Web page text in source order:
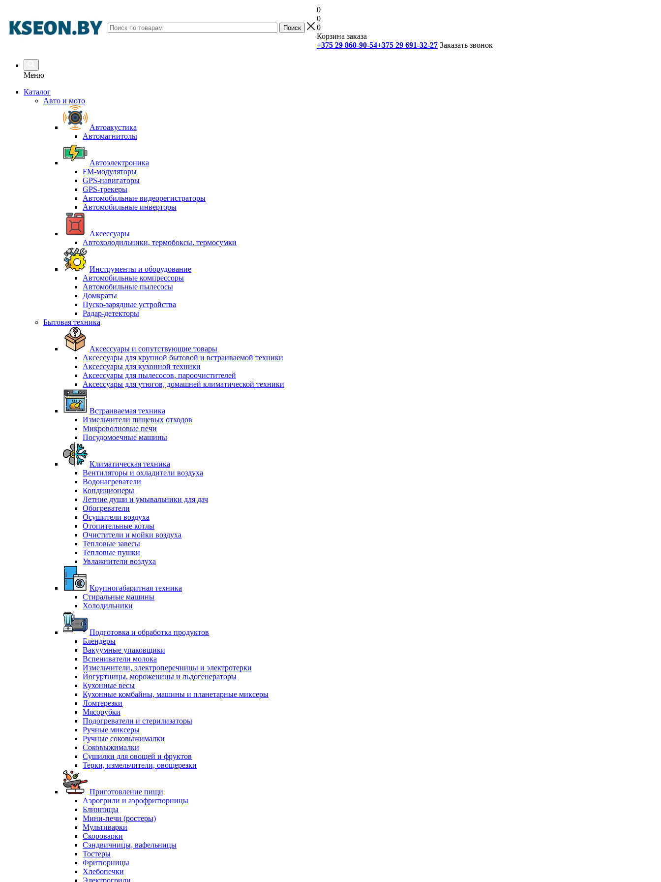
0
0
0
Корзина заказа
+375 29 860-90-54+375 29 691-32-27 Заказать звонок
Меню
Каталог
Авто и мото
Автоакустика
Автомагнитолы
Автоэлектроника
FM-модуляторы
GPS-навигаторы
GPS-трекеры
Автомобильные видеорегистраторы
Автомобильные инверторы
Аксессуары
Автохолодильники, термобоксы, термосумки
Инструменты и оборудование
Автомобильные компрессоры
Автомобильные пылесосы
Домкраты
Пуско-зарядные устройства
Радар-детекторы
Бытовая техника
Аксессуары и сопутствующие товары
Аксессуары для крупной бытовой и встраиваемой техники
Аксессуары для кухонной техники
Аксессуары для пылесосов, пароочистителей
Аксессуары для утюгов, домашней климатической техники
Встраиваемая техника
Измельчители пищевых отходов
Микроволновые печи
Посудомоечные машины
Климатическая техника
Вентиляторы и охладители воздуха
Водонагреватели
Кондиционеры
Летние души и умывальники для дач
Обогреватели
Осушители воздуха
Отопительные котлы
Очистители и мойки воздуха
Тепловые завесы
Тепловые пушки
Увлажнители воздуха
Крупногабаритная техника
Стиральные машины
Холодильники
Подготовка и обработка продуктов
Блендеры
Вакуумные упаковщики
Вспениватели молока
Измельчители, электроперечницы и электротерки
Йогуртницы, мороженицы и льдогенераторы
Кухонные весы
Кухонные комбайны, машины и планетарные миксеры
Ломтерезки
Мясорубки
Подогреватели и стерилизаторы
Ручные миксеры
Ручные соковыжималки
Соковыжималки
Сушилки для овощей и фруктов
Терки, измельчители, овощерезки
Приготовление пищи
Аэрогрили и аэрофритюрницы
Блинницы
Мини-печи (ростеры)
Мультиварки
Скороварки
Сэндвичницы, вафельницы
Тостеры
Фритюрницы
Хлебопечки
Электрогрили